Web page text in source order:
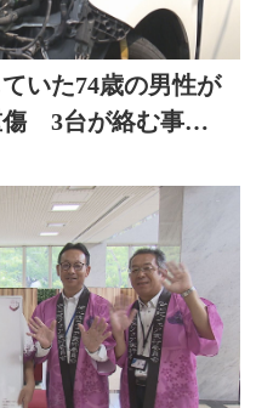
いた74歳の男性が
3台が絡む事